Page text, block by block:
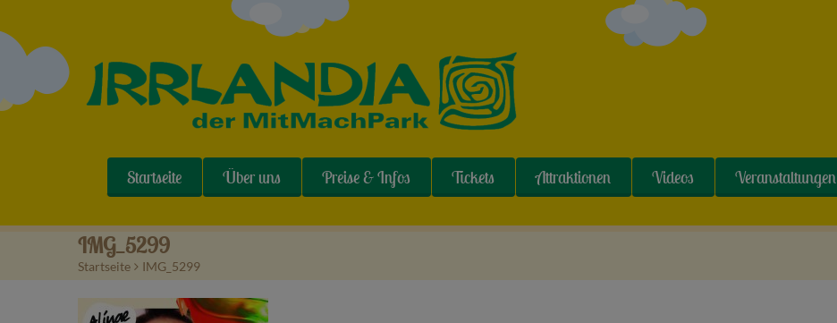
Startseite Über uns Preise & Infos Tickets Attraktionen Videos Veranstaltungen
IMG_5299
Startseite > IMG_5299